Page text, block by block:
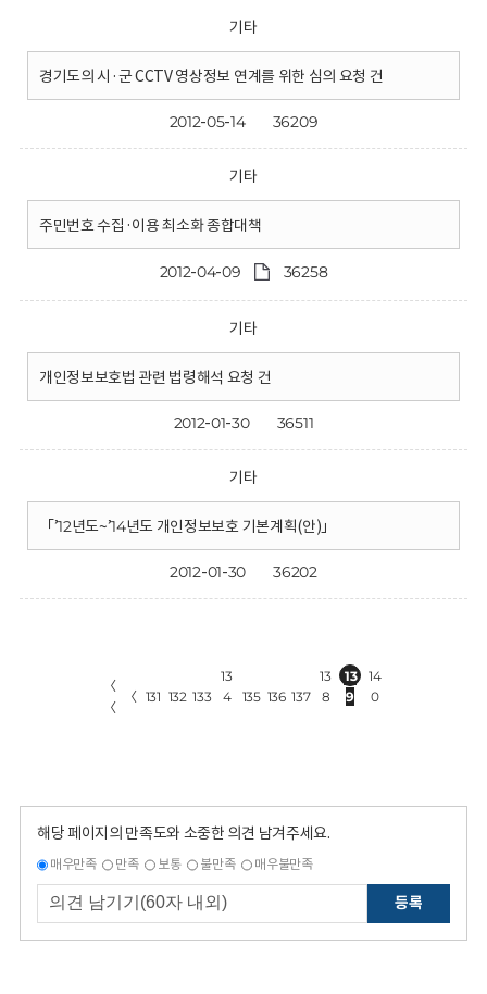
기타
경기도의 시·군 CCTV 영상정보 연계를 위한 심의 요청 건
2012-05-14 36209
기타
주민번호 수집·이용 최소화 종합대책
2012-04-09 36258
기타
개인정보보호법 관련 법령해석 요청 건
2012-01-30 36511
기타
「’12년도~’14년도 개인정보보호 기본계획(안)」
2012-01-30 36202
〈
〈
〈 131 132 133
13
4
135 136 137
13
8
13
9
14
0
해당 페이지의 만족도와 소중한 의견 남겨주세요.
매우만족 만족 보통 불만족 매우불만족
등록